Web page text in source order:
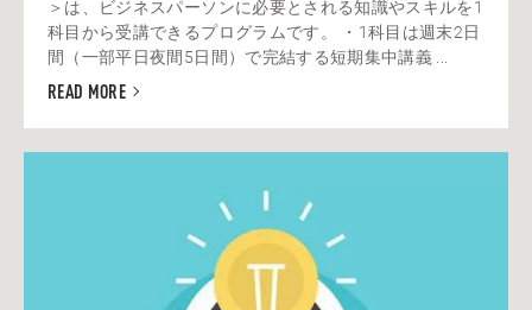
＞は、ビジネスパーソンに必要とされる知識やスキルを1
科目から受講できるプログラムです。 ・1科目は週末2日
間（一部平日夜間5日間）で完結する短期集中講義 ...
READ MORE